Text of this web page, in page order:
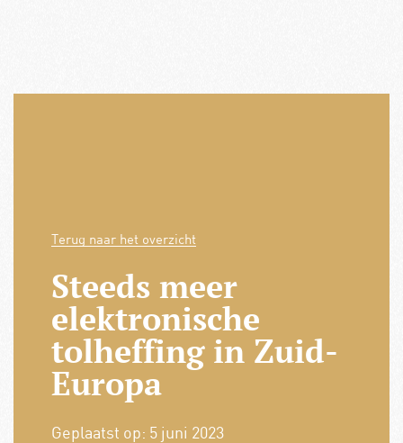
Terug naar het overzicht
Steeds meer
elektronische
tolheffing in Zuid-
Europa
Geplaatst op: 5 juni 2023